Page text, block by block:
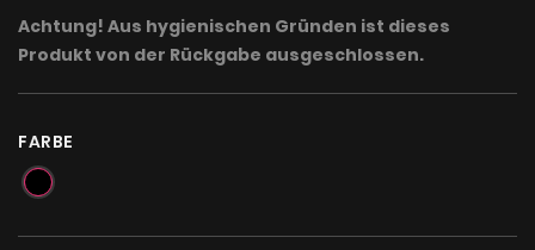
Achtung! Aus hygienischen Gründen ist dieses
Produkt von der Rückgabe ausgeschlossen.
FARBE